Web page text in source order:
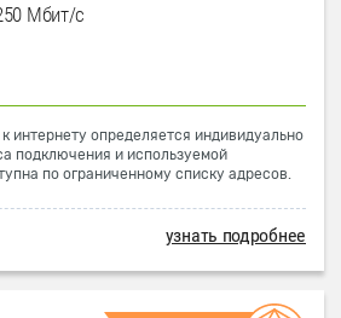
Мбит/с
интернету определяется индивидуально
подключения и используемой
по ограниченному списку адресов.
узнать подробнее